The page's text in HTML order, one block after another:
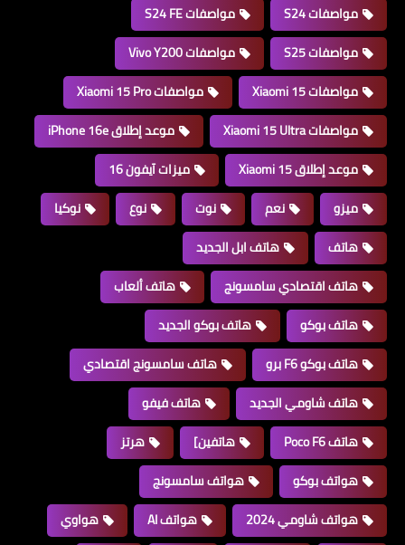
مواصفات S24
مواصفات S24 FE
مواصفات S25
مواصفات Vivo Y200
مواصفات Xiaomi 15
مواصفات Xiaomi 15 Pro
مواصفات Xiaomi 15 Ultra
موعد إطلاق iPhone 16e
موعد إطلاق Xiaomi 15
ميزات آيفون 16
ميزو
نعم نوت نوع
نوكيا
هاتف
هاتف ابل الجديد
هاتف اقتصادي سامسونج
هاتف ألعاب
هاتف بوكو
هاتف بوكو الجديد
هاتف بوكو F6 برو
هاتف سامسونج اقتصادي
هاتف شاومي الجديد
هاتف فيفو
هاتف Poco F6
هاتفين]
هرتز
هواتف بوكو
هواتف سامسونج
هواتف شاومي 2024
هواتف AI
هواوي